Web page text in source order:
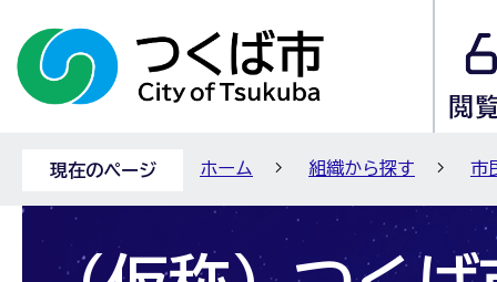
現在のページ ホーム 組織から探す 市